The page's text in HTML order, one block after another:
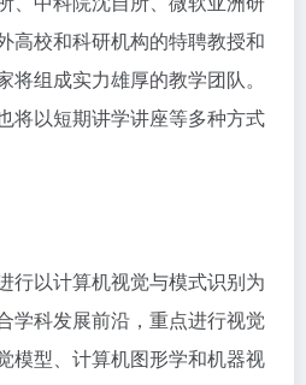
高校和科研机构的特聘教授和
将组成实力雄厚的教学团队。
将以短期讲学讲座等多种方式
行以计算机视觉与模式识别为
学科发展前沿，重点进行视觉
模型、计算机图形学和机器视